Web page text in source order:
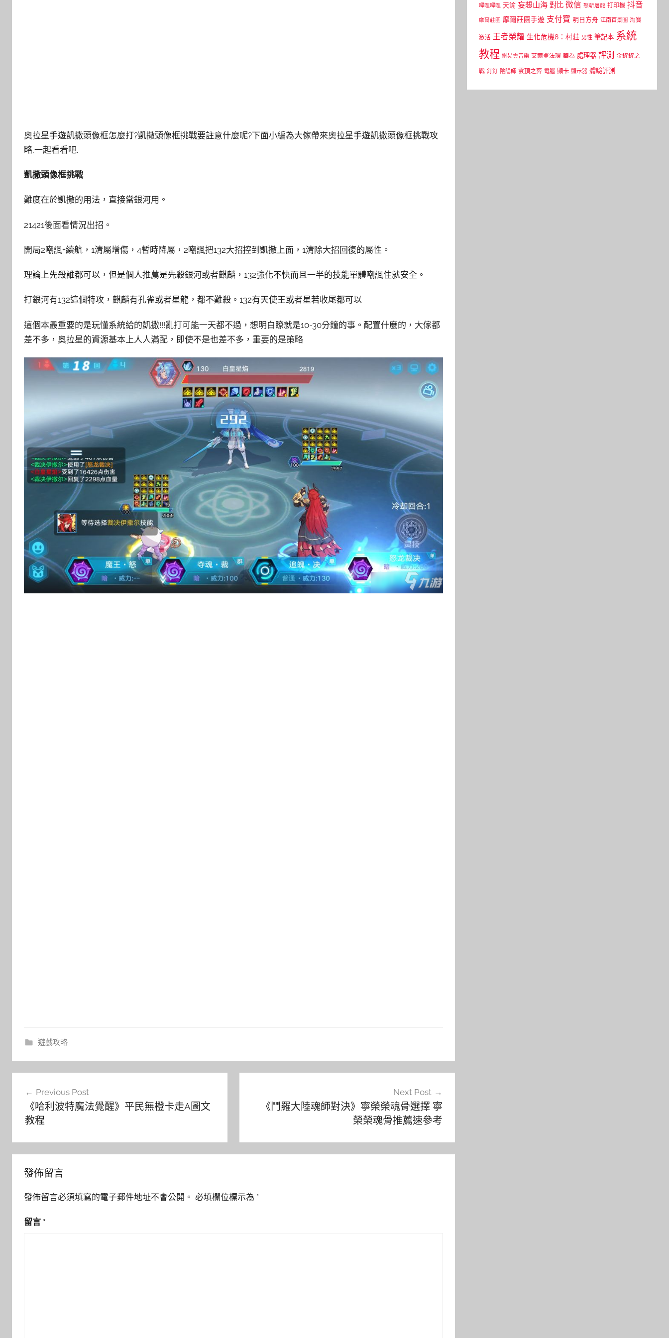
奧拉星手遊凱撒頭像框怎麼打?凱撒頭像框挑戰要註意什麼呢?下面小編為大傢帶來奧拉星手遊凱撒頭像框挑戰攻
略,一起看看吧.
凱撒頭像框挑戰
難度在於凱撒的用法，直接當銀河用。
21421後面看情況出招。
開局2嘲諷+續航，1清屬增傷，4暫時降屬，2嘲諷把132大招控到凱撒上面，1清除大招回復的屬性。
理論上先殺誰都可以，但是個人推薦是先殺銀河或者麒麟，132強化不快而且一半的技能單體嘲諷住就安全。
打銀河有132這個特攻，麒麟有孔雀或者星龍，都不難殺。132有天使王或者星若收尾都可以
這個本最重要的是玩懂系統給的凱撒!!!亂打可能一天都不過，想明白瞭就是10-30分鐘的事。配置什麼的，大傢都
差不多，奧拉星的資源基本上人人滿配，即使不是也差不多，重要的是策略
遊戲攻略
Previous Post
《哈利波特魔法覺醒》平民無橙卡走A圖文
教程
Next Post
《鬥羅大陸魂師對決》寧榮榮魂骨選擇 寧
榮榮魂骨推薦速參考
發佈留言
發佈留言必須填寫的電子郵件地址不會公開。 必填欄位標示為 *
留言 *
嗶哩嗶哩 天諭 妄想山海 對比 微信 怒斬屠龍 打印機 抖音
摩爾莊園 摩爾莊園手遊 支付寶 明日方舟 江南百景圖 淘寶
激活 王者榮耀 生化危機8：村莊 男性 筆記本 系統
教程 網易雲音樂 艾爾登法環 華為 處理器 評測 金鏟鏟之
戰 釘釘 陰陽師 雲頂之弈 電腦 顯卡 顯示器 體驗評測